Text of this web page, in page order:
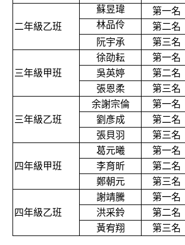
二年級乙班
蘇昱瑋 第一名
林品伶
第二名
阮宇承
第三名
三年級甲班
徐劭耘 第一名
吳英婷
第二名
張恩柔
第三名
三年級乙班
余謝宗倫 第一名
劉彥成
第二名
張貝羽
第三名
四年級甲班
葛元曦 第一名
李育昕
第二名
鄭朝元
第三名
四年級乙班
謝靖騰 第一名
洪采鈴
第二名
黃宥翔
第三名